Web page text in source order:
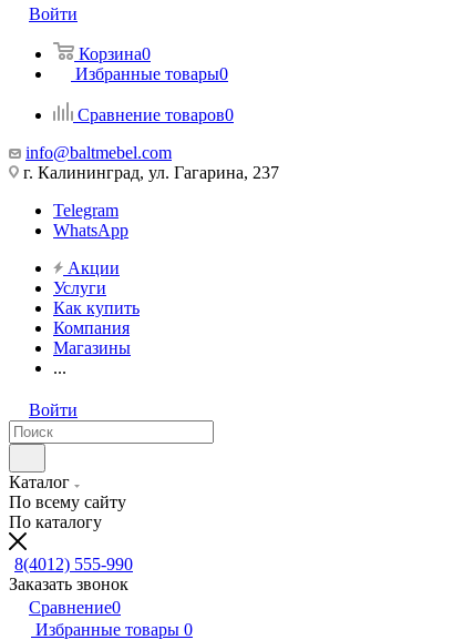
Войти
Корзина0
Избранные товары0
Сравнение товаров0
info@baltmebel.com
г. Калининград, ул. Гагарина, 237
Telegram
WhatsApp
Акции
Услуги
Как купить
Компания
Магазины
...
Войти
Каталог
По всему сайту
По каталогу
8(4012) 555-990
Заказать звонок
Сравнение0
Избранные товары 0